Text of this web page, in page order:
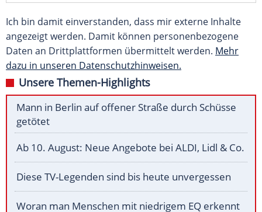
Ich bin damit einverstanden, dass mir externe Inhalte
angezeigt werden. Damit können personenbezogene
Daten an Drittplattformen übermittelt werden. Mehr
dazu in unseren Datenschutzhinweisen.
Unsere Themen-Highlights
Mann in Berlin auf offener Straße durch Schüsse
getötet
Ab 10. August: Neue Angebote bei ALDI, Lidl & Co.
Diese TV-Legenden sind bis heute unvergessen
Woran man Menschen mit niedrigem EQ erkennt